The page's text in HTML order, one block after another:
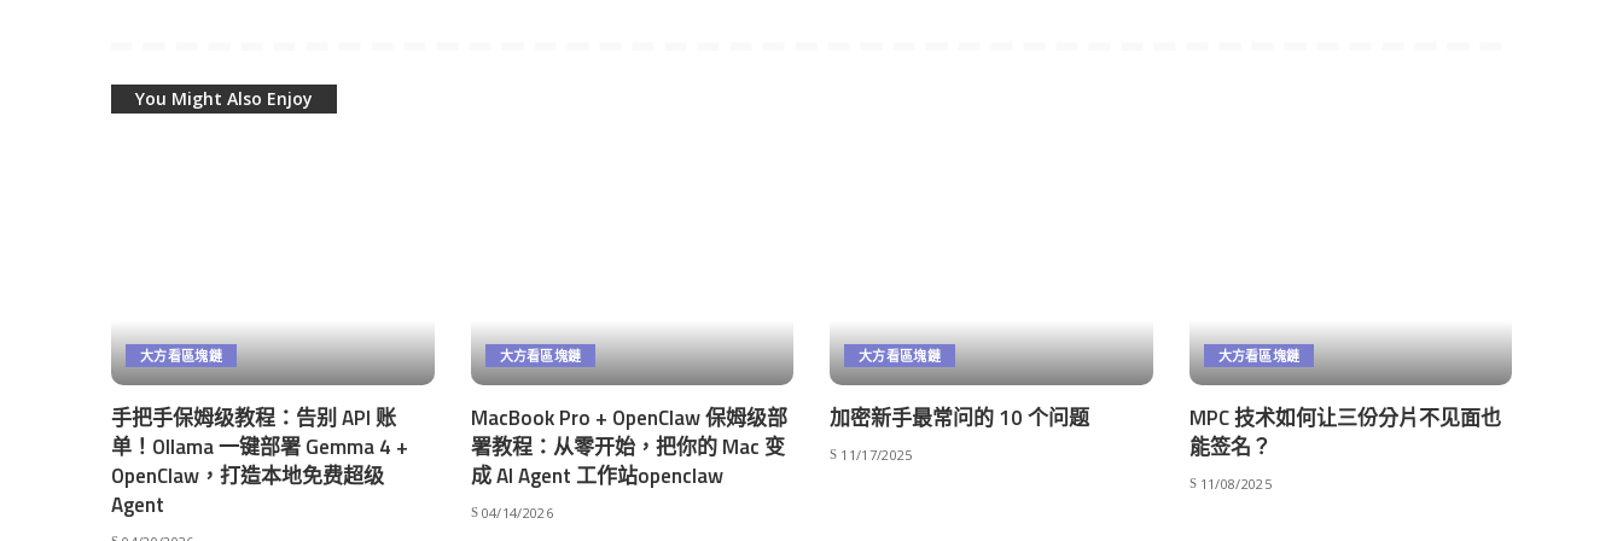
You Might Also Enjoy
大方看區塊鏈
手把手保姆级教程：告别 API 账
单！Ollama 一键部署 Gemma 4 +
OpenClaw，打造本地免费超级
Agent
大方看區塊鏈
MacBook Pro + OpenClaw 保姆级部
署教程：从零开始，把你的 Mac 变
成 AI Agent 工作站openclaw
04/14/2026
大方看區塊鏈
加密新手最常问的 10 个问题
11/17/2025
大方看區塊鏈
MPC 技术如何让三份分片不见面也
能签名？
11/08/2025